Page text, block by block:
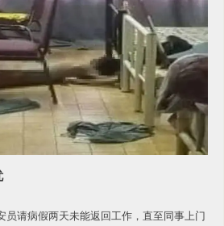
员请病假两天未能返回工作，直至同事上门